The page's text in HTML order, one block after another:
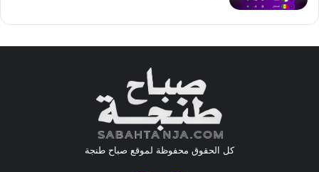
كل الحقوق محفوظة لموقع صباح طنجة